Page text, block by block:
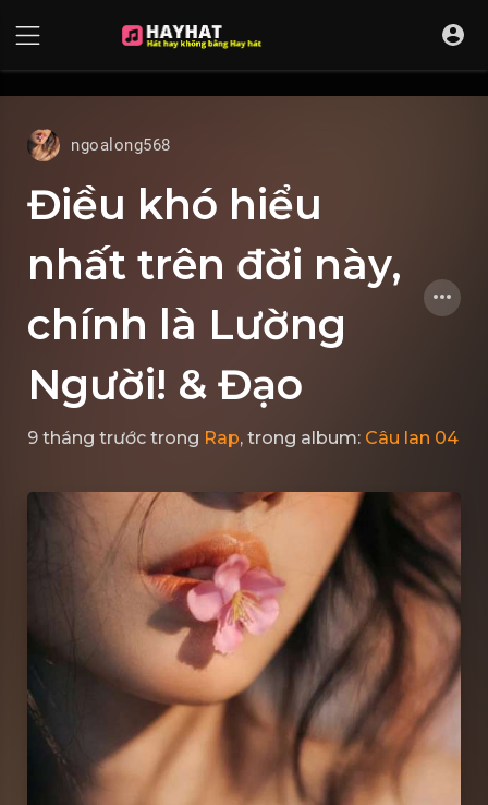
ngoalong568
Điều khó hiểu
nhất trên đời này,
chính là Lường
Người! & Đạo
9 tháng trước trong Rap, trong album: Câu lan 04